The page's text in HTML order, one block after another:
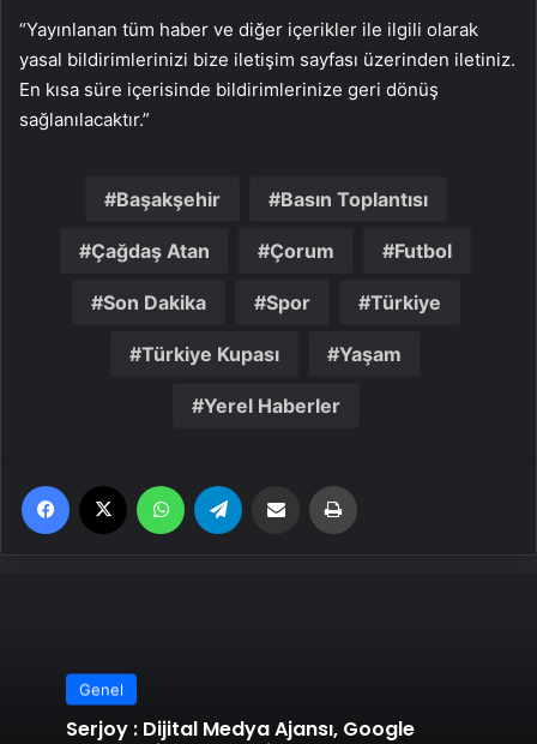
“Yayınlanan tüm haber ve diğer içerikler ile ilgili olarak
yasal bildirimlerinizi bize iletişim sayfası üzerinden iletiniz.
En kısa süre içerisinde bildirimlerinize geri dönüş
sağlanılacaktır.”
Başakşehir Basın Toplantısı
Çağdaş Atan Çorum Futbol
Son Dakika Spor Türkiye
Türkiye Kupası Yaşam
Yerel Haberler
Facebook WhatsApp Email'den paylaş
Genel
Serjoy : Dijital Medya Ajansı, Google